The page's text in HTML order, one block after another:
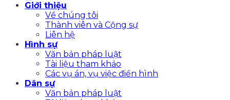
Giới thiệu
Về chúng tôi
Thành viên và Cộng sự
Liên hệ
Hình sự
Văn bản pháp luật
Tài liệu tham khảo
Các vụ án, vụ việc điển hình
Dân sự
Văn bản pháp luật